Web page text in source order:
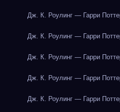
Дж. К. Роулинг — Гарри
Дж. К. Роулинг — Гарри
Дж. К. Роулинг — Гарри
Дж. К. Роулинг — Гарри
Дж. К. Роулинг — Гарри